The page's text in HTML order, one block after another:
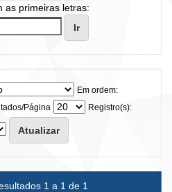
as primeiras letras:
Em ordem:
Página
Registro(s):
1 a 1 de 1